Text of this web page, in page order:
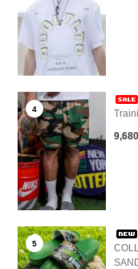
4
5